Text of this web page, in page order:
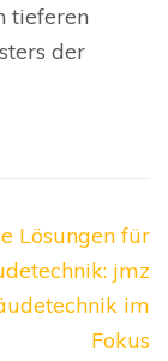
tieferen
der
Lösungen für
jmz
im
Fokus